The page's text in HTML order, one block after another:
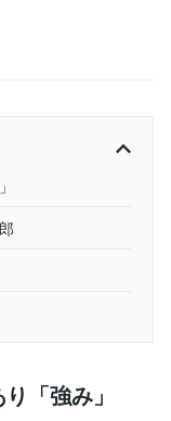
「強み」